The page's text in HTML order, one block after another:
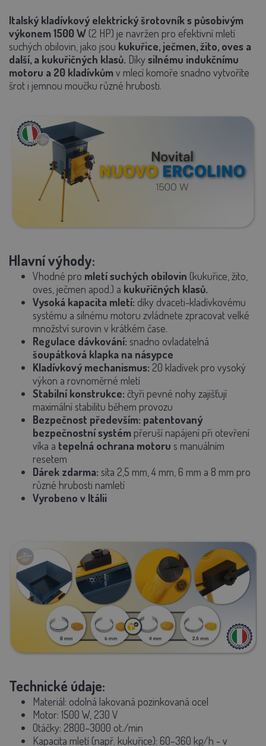
Italský kladívkový elektrický šrotovník s působivým
výkonem 1500 W (2 HP) je navržen pro efektivní mletí
suchých obilovin, jako jsou kukuřice, ječmen, žito, oves a
další, a kukuřičných klasů. Díky silnému indukčnímu
motoru a 20 kladívkůmv mlecí komoře snadno vytvoříte
šrot i jemnou moučku různé hrubosti.
Hlavní výhody:
Vhodné pro mletí suchých obilovin (kukuřice, žito,
oves, ječmen apod.) a kukuřičných klasů.
Vysoká kapacita mletí: díky dvaceti-kladívkovému
systému a silnému motoru zvládnete zpracovat velké
množství surovin v krátkém čase.
Regulace dávkování: snadno ovladatelná
šoupátková klapka na násypce
Kladívkový mechanismus: 20 kladívek pro vysoký
výkon a rovnoměrné mletí
Stabilní konstrukce: čtyři pevné nohy zajišťují
maximální stabilitu během provozu
Bezpečnost především: patentovaný
bezpečnostní systém přeruší napájení při otevření
víka a tepelná ochrana motoru s manuálním
resetem
Dárek zdarma: síta 2,5 mm, 4 mm, 6 mm a 8 mm pro
různé hrubosti namletí
Vyrobeno v Itálii
Technické údaje:
Materiál: odolná lakovaná pozinkovaná ocel
Motor: 1500 W, 230 V
Otáčky: 2800–3000 ot./min
Kapacita mletí (např. kukuřice): 60–360 kg/h - v